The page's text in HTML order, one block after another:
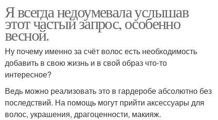
Я всегда недоумевала услышав
этот частый запрос, особенно
весной.
Ну почему именно за счёт волос есть необходимость
добавить в свою жизнь и в свой образ что-то
интересное?
Ведь можно реализовать это в гардеробе абсолютно без
последствий. На помощь могут прийти аксессуары для
волос, украшения, драгоценности, макияж.